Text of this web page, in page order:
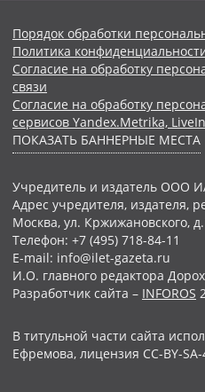
Порядок обработки
Политика
Согласие на обработку
связи
Согласие на обработку
сервисов Yandex.Metrika,
ПОКАЗАТЬ БАННЕРНЫЕ МЕСТА
Учредитель и издатель ООО
Адрес учредителя, издателя,
Москва, ул. Кржижановского,
Телефон: +7 (495) 718-84-11
E-mail: info@ilet-gazeta.ru
И.О. главного редактора
Разработчик сайта – INFOROS
В титульной части сайта
Ефремова, лицензия CC-BY-